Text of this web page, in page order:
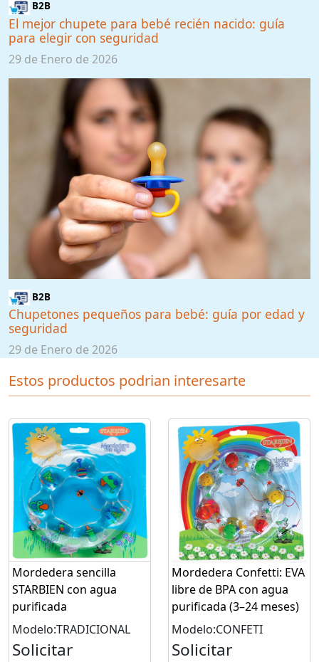
B2B
El mejor chupete para bebé recién nacido: guía
para elegir con seguridad
29 de Enero de 2026
B2B
Chupetones pequeños para bebé: guía por edad y
seguridad
29 de Enero de 2026
Estos productos podrian interesarte
Mordedera sencilla
STARBIEN con agua
purificada
Modelo:TRADICIONAL
Solicitar
Mordedera Confetti: EVA
libre de BPA con agua
purificada (3–24 meses)
Modelo:CONFETI
Solicitar